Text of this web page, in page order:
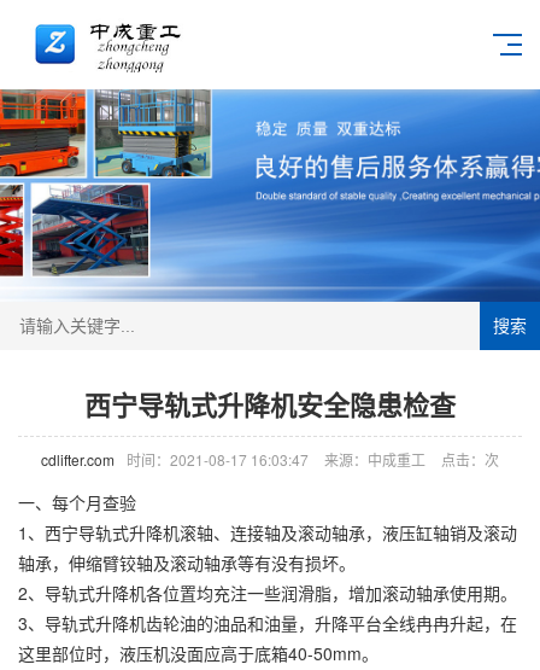
搜索
西宁导轨式升降机安全隐患检查
cdlifter.com 时间：2021-08-17 16:03:47 来源：中成重工 点击： 次
一、每个月查验
1、西宁导轨式升降机滚轴、连接轴及滚动轴承，液压缸轴销及滚动
轴承，伸缩臂铰轴及滚动轴承等有没有损坏。
2、导轨式升降机各位置均充注一些润滑脂，增加滚动轴承使用期。
3、导轨式升降机齿轮油的油品和油量，升降平台全线冉冉升起，在
这里部位时，液压机没面应高于底箱40-50mm。